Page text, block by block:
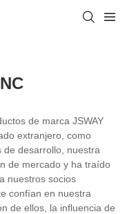
de marca JSWAY
extranjero, como
de desarrollo, nuestra
de mercado y ha traído
nuestros socios
confían en nuestra
de ellos, la influencia de